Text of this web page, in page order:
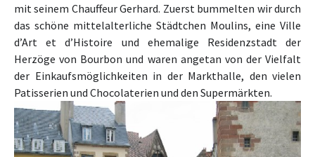
mit seinem Chauffeur Gerhard. Zuerst bummelten wir durch
das schöne mittelalterliche Städtchen Moulins, eine Ville
d’Art et d’Histoire und ehemalige Residenzstadt der
Herzöge von Bourbon und waren angetan von der Vielfalt
der Einkaufsmöglichkeiten in der Markthalle, den vielen
Patisserien und Chocolaterien und den Supermärkten.